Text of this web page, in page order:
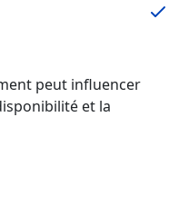
peut influencer
et la